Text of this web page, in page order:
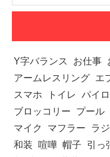
Y字バランス お仕事
アームレスリング エ
スマホ
トイレ パイ
ブロッコリー
プール
マイク
マフラー ラ
和装
喧嘩 帽子 引っ